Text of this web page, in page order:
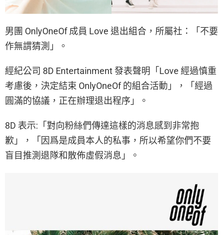
男團 OnlyOneOf 成員 Love 退出組合，所屬社：「不要
作無謂猜測」。
經紀公司 8D Entertainment 發表聲明「Love 經過慎重
考慮後，決定結束 OnlyOneOf 的組合活動」，「經過
圓滿的協議，正在辦理退出程序」。
8D 表示:「對向粉絲們傳達這樣的消息感到非常抱
歉」，「因爲是成員本人的私事，所以希望你們不要
盲目推測退隊和散佈虛假消息」。